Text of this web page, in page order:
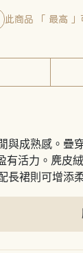
此商品 「 最高 」
與成熟感。
活力。麂皮
長裙則可增添